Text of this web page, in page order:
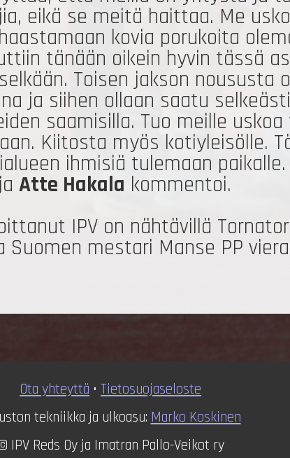
eikä se meitä haittaa. Me
kovia porukoita
tänään oikein hyvin tässä
Toisen jakson noususta
ja siihen ollaan saatu
saamisilla. Tuo meille uskoa
Kiitosta myös kotiyleisölle.
ihmisiä tulemaan
Atte Hakala kommentoi.
IPV on nähtävillä
mestari Manse PP
Ota yhteyttä • Tietosuojaseloste
tekniikka ja ulkoasu: Marko Koskinen
IPV Reds Oy ja Imatran Pallo-Veikot ry